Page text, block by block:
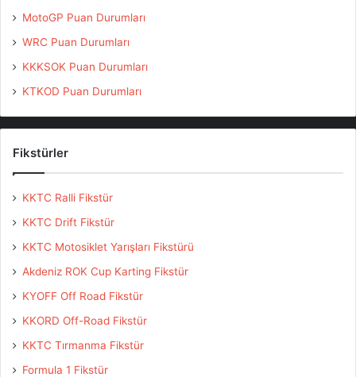
MotoGP Puan Durumları
WRC Puan Durumları
KKKSOK Puan Durumları
KTKOD Puan Durumları
Fikstürler
KKTC Ralli Fikstür
KKTC Drift Fikstür
KKTC Motosiklet Yarışları Fikstürü
Akdeniz ROK Cup Karting Fikstür
KYOFF Off Road Fikstür
KKORD Off-Road Fikstür
KKTC Tırmanma Fikstür
Formula 1 Fikstür